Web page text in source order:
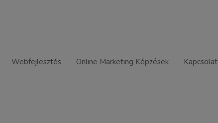
Webfejlesztés Online Marketing Képzések Kapcsolat